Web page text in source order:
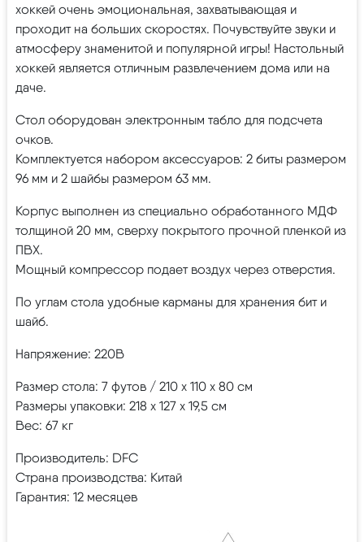
хоккей очень эмоциональная, захватывающая и
проходит на больших скоростях. Почувствуйте звуки и
атмосферу знаменитой и популярной игры! Настольный
хоккей является отличным развлечением дома или на
даче.
Стол оборудован электронным табло для подсчета
очков.
Комплектуется набором аксессуаров: 2 биты размером
96 мм и 2 шайбы размером 63 мм.
Корпус выполнен из специально обработанного МДФ
толщиной 20 мм, сверху покрытого прочной пленкой из
ПВХ.
Мощный компрессор подает воздух через отверстия.
По углам стола удобные карманы для хранения бит и
шайб.
Напряжение: 220В
Размер стола: 7 футов / 210 х 110 х 80 см
Размеры упаковки: 218 х 127 х 19,5 см
Вес: 67 кг
Производитель: DFC
Страна производства: Китай
Гарантия: 12 месяцев